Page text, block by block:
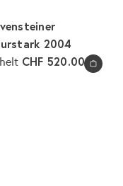
In den Warenkorb legen
2004
CHF 520.00